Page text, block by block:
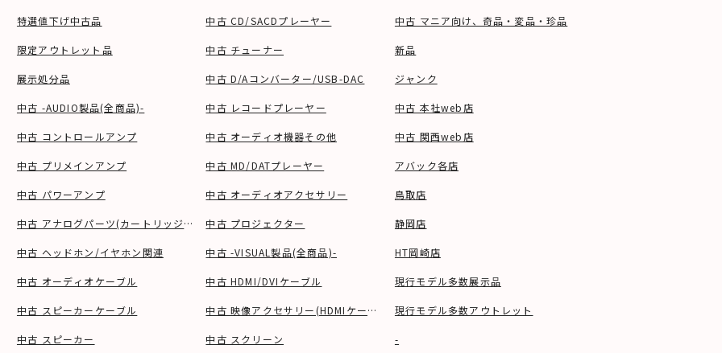
特選値下げ中古品
限定アウトレット品
展示処分品
中古 -AUDIO製品(全商品)-
中古 コントロールアンプ
中古 プリメインアンプ
中古 パワーアンプ
中古 アナログパーツ(カートリッジ、シェル等)
中古 ヘッドホン/イヤホン関連
中古 オーディオケーブル
中古 スピーカーケーブル
中古 スピーカー
中古 CD/SACDプレーヤー
中古 チューナー
中古 D/Aコンバーター/USB-DAC
中古 レコードプレーヤー
中古 オーディオ機器その他
中古 MD/DATプレーヤー
中古 オーディオアクセサリー
中古 プロジェクター
中古 -VISUAL製品(全商品)-
中古 HDMI/DVIケーブル
中古 映像アクセサリー(HDMIケーブル等)
中古 スクリーン
中古 マニア向け、奇品・変品・珍品
新品
ジャンク
中古 本社web店
中古 関西web店
アバック各店
鳥取店
静岡店
HT岡崎店
現行モデル多数展示品
現行モデル多数アウトレット
-